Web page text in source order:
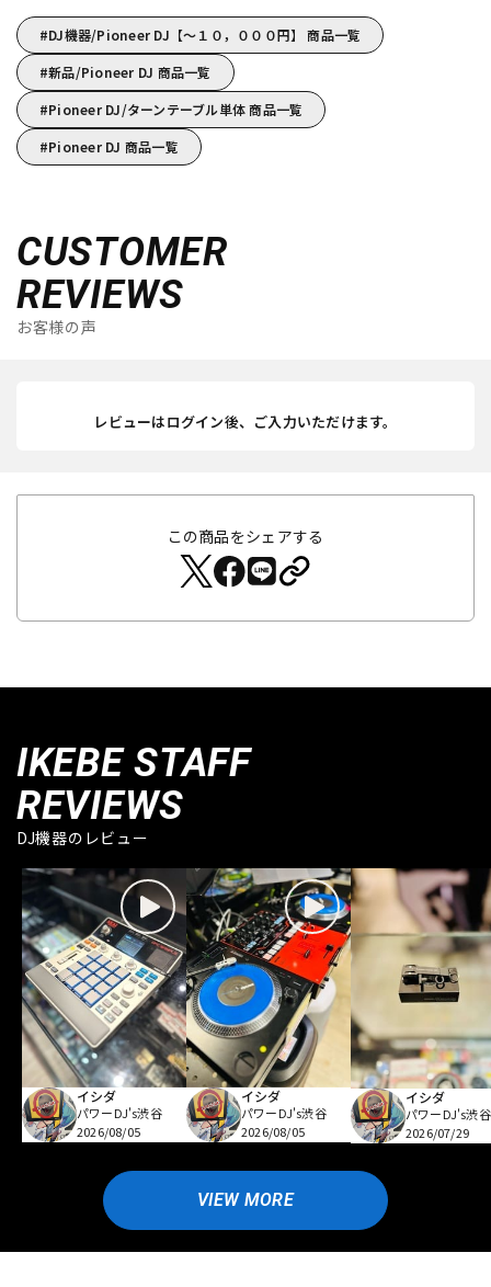
DJ機器/Pioneer DJ【～１０，０００円】 商品一覧
新品/Pioneer DJ 商品一覧
Pioneer DJ/ターンテーブル単体 商品一覧
Pioneer DJ 商品一覧
CUSTOMER
REVIEWS
お客様の声
レビューはログイン後、ご入力いただけます。
この商品をシェアする
IKEBE STAFF
REVIEWS
DJ機器のレビュー
イシダ
パワーDJ's渋谷
2026/08/05
イシダ
パワーDJ's渋谷
2026/08/05
イシダ
パワーDJ's渋谷
2026/07/29
VIEW MORE